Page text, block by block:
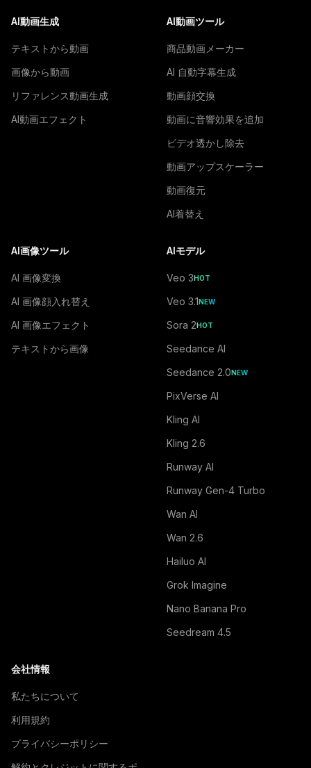
AI動画生成
テキストから動画
画像から動画
リファレンス動画生成
AI動画エフェクト
AI動画ツール
商品動画メーカー
AI 自動字幕生成
動画顔交換
動画に音響効果を追加
ビデオ透かし除去
動画アップスケーラー
動画復元
AI着替え
AI画像ツール
AI 画像変換
AI 画像顔入れ替え
AI 画像エフェクト
テキストから画像
AIモデル
Veo 3HOT
Veo 3.1NEW
Sora 2HOT
Seedance AI
Seedance 2.0NEW
PixVerse AI
Kling AI
Kling 2.6
Runway AI
Runway Gen-4 Turbo
Wan AI
Wan 2.6
Hailuo AI
Grok Imagine
Nano Banana Pro
Seedream 4.5
会社情報
私たちについて
利用規約
プライバシーポリシー